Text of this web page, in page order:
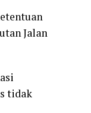
Jalan
tidak